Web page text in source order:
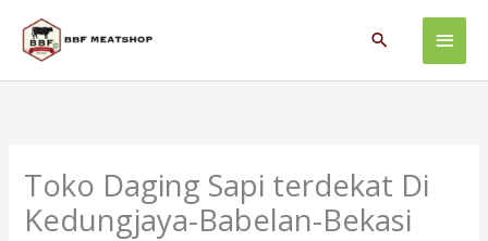
content
Main
Search
Toko Daging Sapi terdekat Di
Kedungjaya-Babelan-Bekasi